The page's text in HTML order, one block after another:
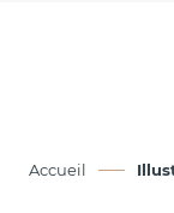
Accueil